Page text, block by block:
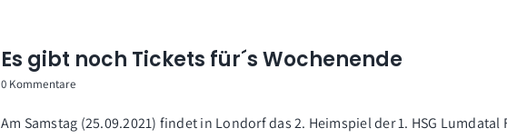
Es gibt noch Tickets für´s Wochenende
0 Kommentare
Am Samstag (25.09.2021) findet in Londorf das 2. Heimspiel der 1. HSG Lumdatal